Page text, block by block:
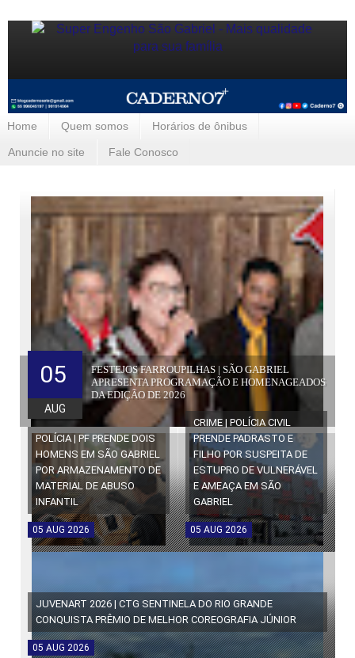
Home Quem somos Horários de ônibus
Anuncie no site Fale Conosco
FESTEJOS FARROUPILHAS | SÃO GABRIEL
APRESENTA PROGRAMAÇÃO E HOMENAGEADOS
DA EDIÇÃO DE 2026
05
AUG
POLÍCIA | PF PRENDE DOIS
HOMENS EM SÃO GABRIEL
POR ARMAZENAMENTO DE
MATERIAL DE ABUSO
INFANTIL
05 AUG 2026
CRIME | POLÍCIA CIVIL
PRENDE PADRASTO E
FILHO POR SUSPEITA DE
ESTUPRO DE VULNERÁVEL
E AMEAÇA EM SÃO
GABRIEL
05 AUG 2026
JUVENART 2026 | CTG SENTINELA DO RIO GRANDE
CONQUISTA PRÊMIO DE MELHOR COREOGRAFIA JÚNIOR
05 AUG 2026